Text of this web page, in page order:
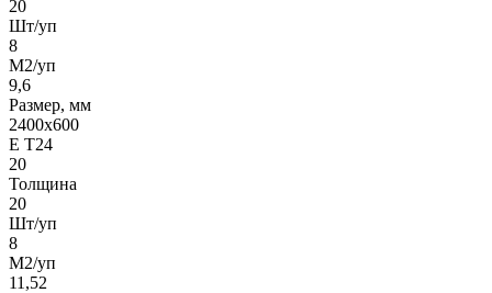
20
Шт/уп
8
М2/уп
9,6
Размер, мм
2400х600
Е Т24
20
Толщина
20
Шт/уп
8
М2/уп
11,52